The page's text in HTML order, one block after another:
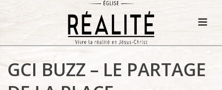
GCI BUZZ – LE PARTAGE